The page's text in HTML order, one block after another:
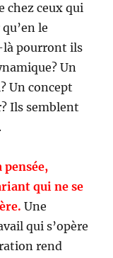
chez ceux qui
le
pourront ils
Un
Un concept
Ils semblent
qui ne se
Une
qui s’opère
rend